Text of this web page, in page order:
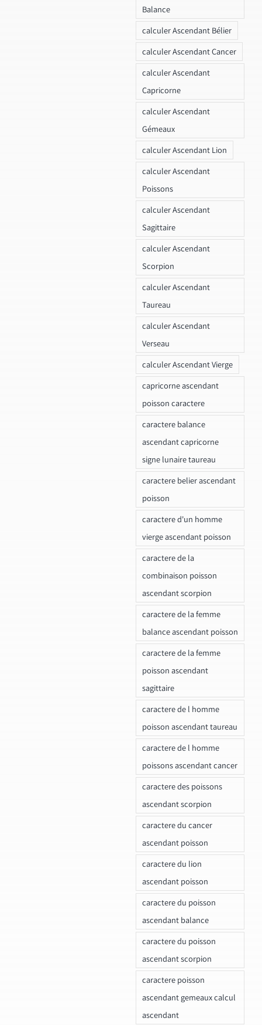
Balance
calculer Ascendant Bélier
calculer Ascendant Cancer
calculer Ascendant
Capricorne
calculer Ascendant
Gémeaux
calculer Ascendant Lion
calculer Ascendant
Poissons
calculer Ascendant
Sagittaire
calculer Ascendant
Scorpion
calculer Ascendant
Taureau
calculer Ascendant
Verseau
calculer Ascendant Vierge
capricorne ascendant
poisson caractere
caractere balance
ascendant capricorne
signe lunaire taureau
caractere belier ascendant
poisson
caractere d'un homme
vierge ascendant poisson
caractere de la
combinaison poisson
ascendant scorpion
caractere de la femme
balance ascendant poisson
caractere de la femme
poisson ascendant
sagittaire
caractere de l homme
poisson ascendant taureau
caractere de l homme
poissons ascendant cancer
caractere des poissons
ascendant scorpion
caractere du cancer
ascendant poisson
caractere du lion
ascendant poisson
caractere du poisson
ascendant balance
caractere du poisson
ascendant scorpion
caractere poisson
ascendant gemeaux calcul
ascendant